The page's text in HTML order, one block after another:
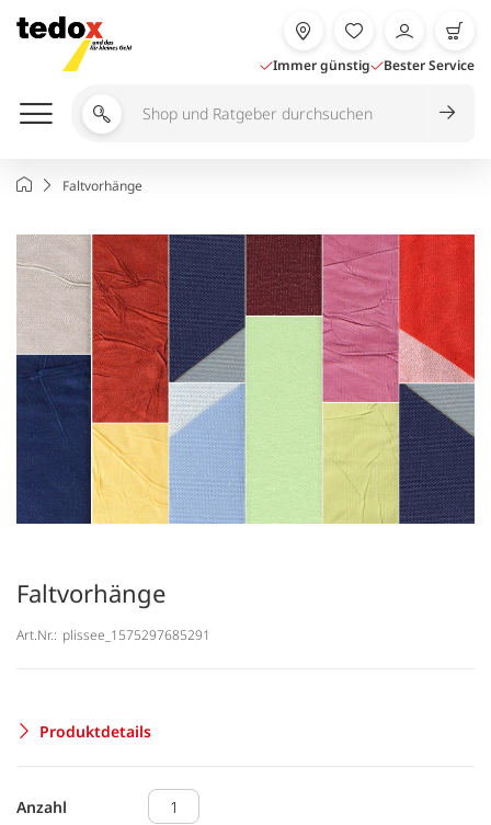
Inhalt
springen
Immer günstig Bester Service
Shop
durchsuchen
StartseiteFaltvorhänge
Faltvorhänge
Art.Nr.: plissee_1575297685291
Produktdetails
Anzahl